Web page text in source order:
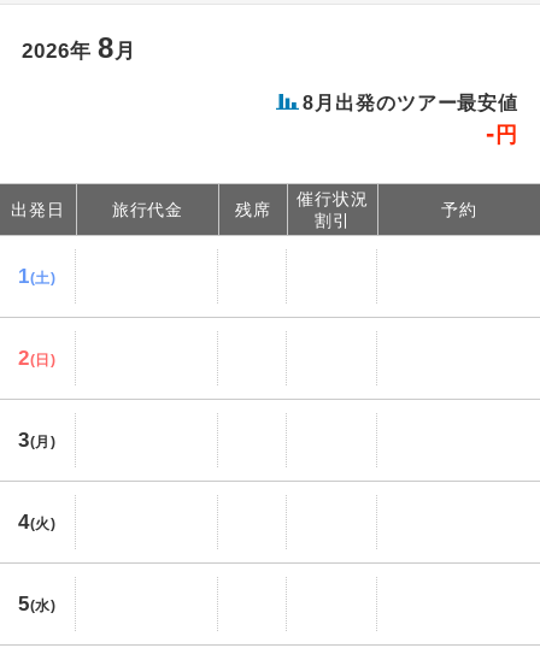
2026年 8月
8 月出発のツアー最安値
- 円
出発日 旅行代金 残席
催行状況
割引
予約
1(土)
2(日)
3(月)
4(火)
5(水)